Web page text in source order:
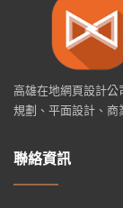
高雄在地網頁設計
規劃、平面設計、商
聯絡資訊